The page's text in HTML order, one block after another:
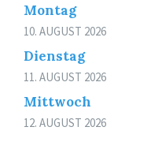
Montag
10. AUGUST 2026
Dienstag
11. AUGUST 2026
Mittwoch
12. AUGUST 2026